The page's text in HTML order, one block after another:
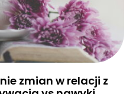
zmian w relacji z